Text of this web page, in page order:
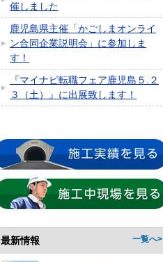
催しました
鹿児島県主催「かごしまオンライ
ン合同企業説明会」に参加しま
す！
『マイナビ転職フェア鹿児島５.２
３（土）』に出展致します！
最新情報 一覧へ>